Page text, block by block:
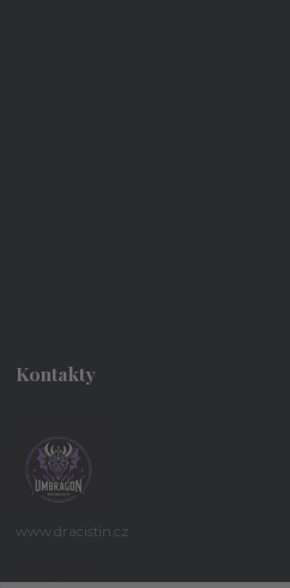
Kontakty
www.dracistin.cz